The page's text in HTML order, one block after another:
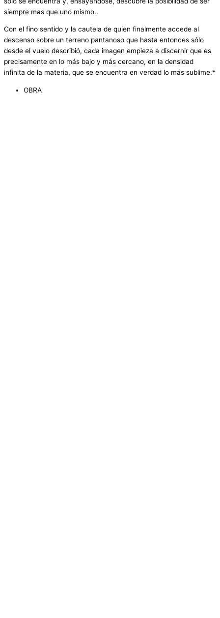
siempre mas que uno mismo..
Con el fino sentido y la cautela de quien finalmente accede al
descenso sobre un terreno pantanoso que hasta entonces sólo
desde el vuelo describió, cada imagen empieza a discernir que es
precisamente en lo más bajo y más cercano, en la densidad
infinita de la materia, que se encuentra en verdad lo más sublime.*
OBRA